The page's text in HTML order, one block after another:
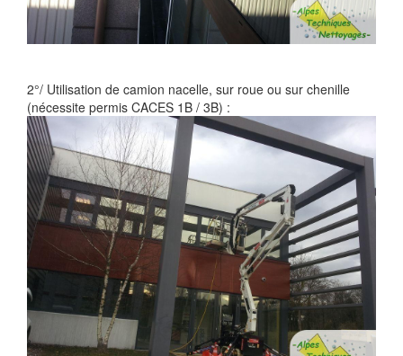
2°/ Utilisation de camion nacelle, sur roue ou sur chenille
(nécessite permis CACES 1B / 3B) :